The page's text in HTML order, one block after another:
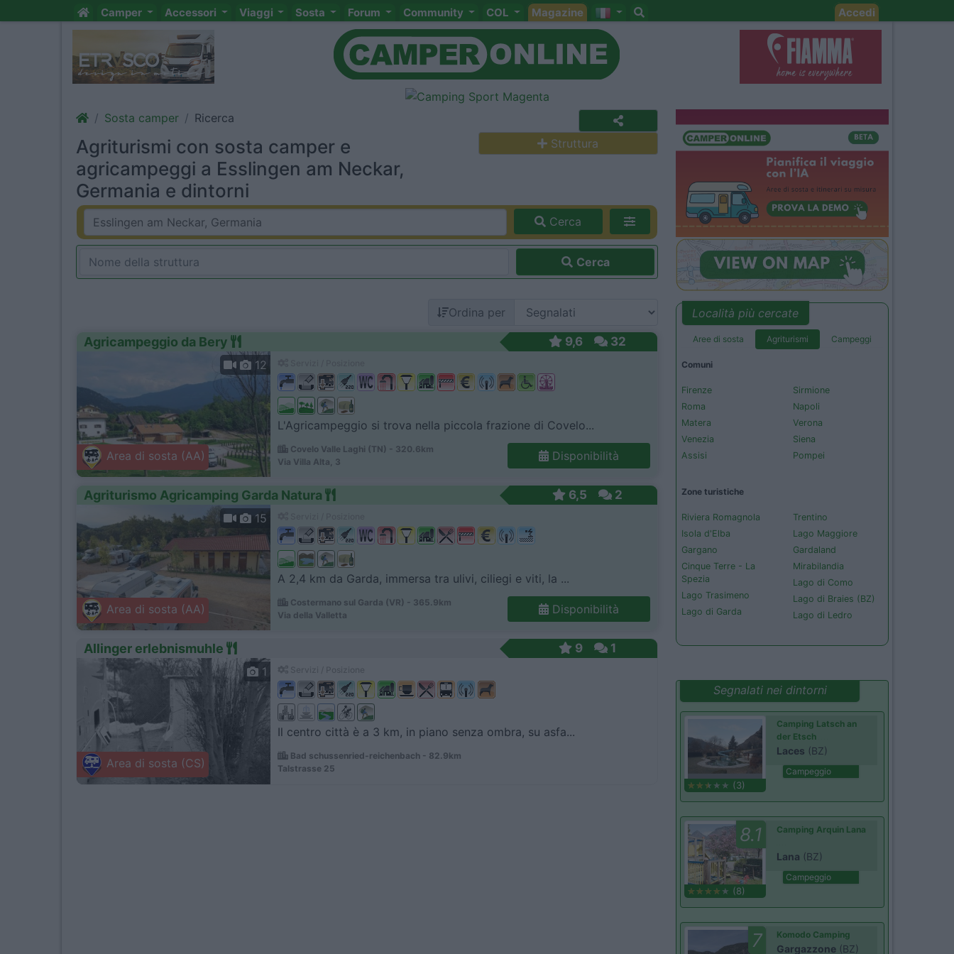
Camper Accessori Viaggi Sosta Forum Community COL Magazine Accedi
Sosta camper Ricerca
Agriturismi con sosta camper e
agricampeggi a Esslingen am Neckar,
Germania e dintorni
Struttura
Cerca
Cerca
Ordina per
Agricampeggio da Bery 9,6 32
Area di sosta (AA)
12
L'Agricampeggio si trova nella piccola frazione di Covelo...
Covelo Valle Laghi (TN) - 320.6km
Via Villa Alta, 3
Disponibilità
Agriturismo Agricamping Garda Natura 6,5 2
Area di sosta (AA)
15
A 2,4 km da Garda, immersa tra ulivi, ciliegi e viti, la ...
Costermano sul Garda (VR) - 365.9km
Via della Valletta
Disponibilità
Allinger erlebnismuhle 9 1
Area di sosta (CS)
1
Il centro città è a 3 km, in piano senza ombra, su asfa...
Bad schussenried-reichenbach - 82.9km
Talstrasse 25
Località più cercate
Aree di sosta Agriturismi Campeggi
Comuni
Firenze
Roma
Matera
Venezia
Assisi
Sirmione
Napoli
Verona
Siena
Pompei
Zone turistiche
Riviera Romagnola
Isola d'Elba
Gargano
Cinque Terre - La
Spezia
Lago Trasimeno
Lago di Garda
Trentino
Lago Maggiore
Gardaland
Mirabilandia
Lago di Como
Lago di Braies (BZ)
Lago di Ledro
Segnalati nei dintorni
(3)
Camping Latsch an
der Etsch
Laces (BZ)
Campeggio
8.1
(8)
Camping Arquin Lana
Lana (BZ)
Campeggio
7 Komodo Camping
Gargazzone (BZ)